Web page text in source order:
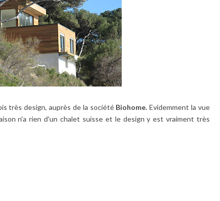
très design, auprès de la société Biohome. Evidemment la vue
n'a rien d'un chalet suisse et le design y est vraiment très